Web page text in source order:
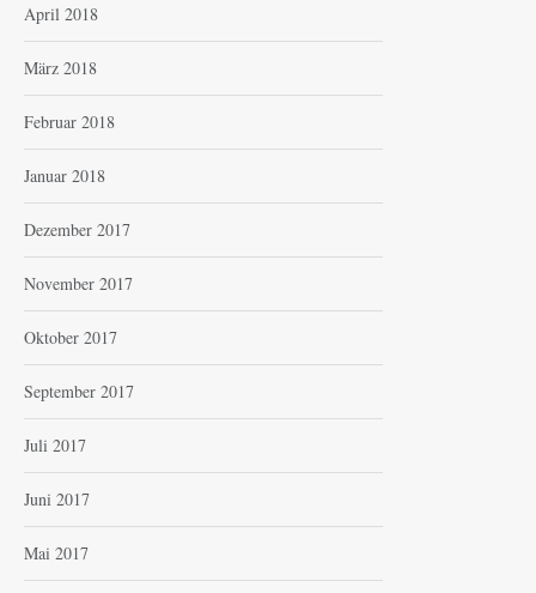
April 2018
März 2018
Februar 2018
Januar 2018
Dezember 2017
November 2017
Oktober 2017
September 2017
Juli 2017
Juni 2017
Mai 2017